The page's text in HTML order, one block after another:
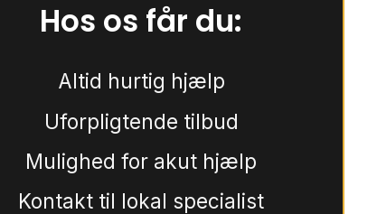
Hos os får du:
Altid hurtig hjælp
Uforpligtende tilbud
Mulighed for akut hjælp
Kontakt til lokal specialist